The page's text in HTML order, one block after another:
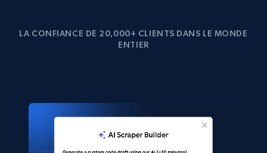
LA CONFIANCE DE 20,000+ CLIENTS DANS LE MONDE
ENTIER